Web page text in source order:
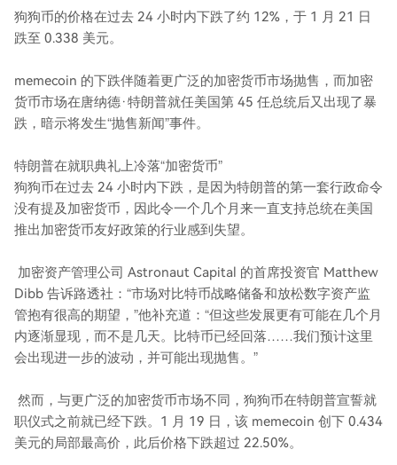
狗狗币的价格在过去 24 小时内下跌了约 12%，于 1 月 21 日
跌至 0.338 美元。
memecoin 的下跌伴随着更广泛的加密货币市场抛售，而加密
货币市场在唐纳德·特朗普就任美国第 45 任总统后又出现了暴
跌，暗示将发生“抛售新闻”事件。
特朗普在就职典礼上冷落“加密货币”
狗狗币在过去 24 小时内下跌，是因为特朗普的第一套行政命令
没有提及加密货币，因此令一个几个月来一直支持总统在美国
推出加密货币友好政策的行业感到失望。
加密资产管理公司 Astronaut Capital 的首席投资官 Matthew
Dibb 告诉路透社：“市场对比特币战略储备和放松数字资产监
管抱有很高的期望，”他补充道：“但这些发展更有可能在几个月
内逐渐显现，而不是几天。比特币已经回落……我们预计这里
会出现进一步的波动，并可能出现抛售。”
然而，与更广泛的加密货币市场不同，狗狗币在特朗普宣誓就
职仪式之前就已经下跌。1 月 19 日，该 memecoin 创下 0.434
美元的局部最高价，此后价格下跌超过 22.50%。